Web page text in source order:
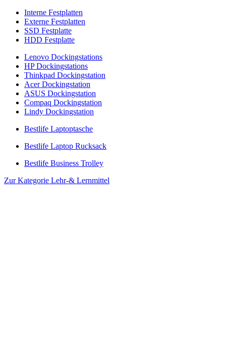
Interne Festplatten
Externe Festplatten
SSD Festplatte
HDD Festplatte
Lenovo Dockingstations
HP Dockingstations
Thinkpad Dockingstation
Acer Dockingstation
ASUS Dockingstation
Compaq Dockingstation
Lindy Dockingstation
Bestlife Laptoptasche
Bestlife Laptop Rucksack
Bestlife Business Trolley
Zur Kategorie Lehr-& Lernmittel